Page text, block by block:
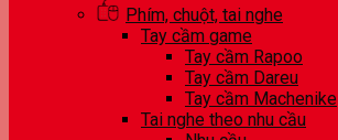
Phím, chuột, tai nghe
Tay cầm game
Tay cầm Rapoo
Tay cầm Dareu
Tay cầm Machenike
Tai nghe theo nhu cầu